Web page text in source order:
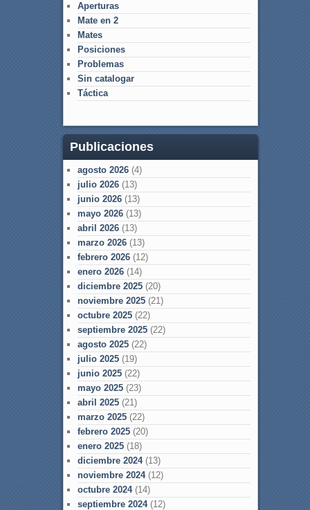
Aperturas
Mate en 2
Mates
Posiciones
Problemas
Sin catalogar
Táctica
Publicaciones
agosto 2026(4)
julio 2026(13)
junio 2026(13)
mayo 2026(13)
abril 2026(13)
marzo 2026(13)
febrero 2026(12)
enero 2026(14)
diciembre 2025(20)
noviembre 2025(21)
octubre 2025(22)
septiembre 2025(22)
agosto 2025(22)
julio 2025(19)
junio 2025(22)
mayo 2025(23)
abril 2025(21)
marzo 2025(22)
febrero 2025(20)
enero 2025(18)
diciembre 2024(13)
noviembre 2024(12)
octubre 2024(14)
septiembre 2024(12)